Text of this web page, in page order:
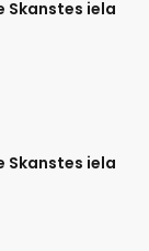
Skanstes iela
Skanstes iela